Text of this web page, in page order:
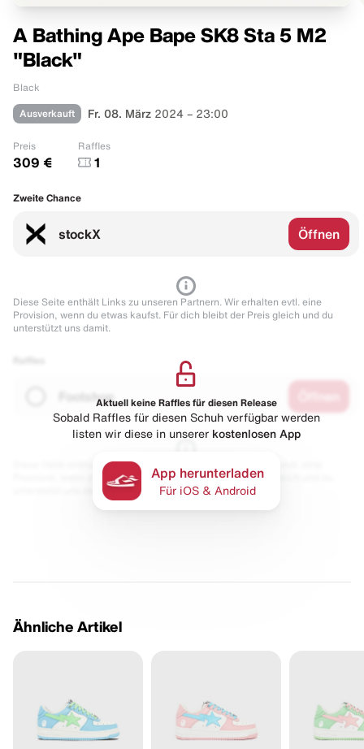
A Bathing Ape Bape SK8 Sta 5 M2
"Black"
Black
Ausverkauft Fr. 08. März 2024 – 23:00
Preis
309 €
Raffles
1
Zweite Chance
stockX Öffnen
Diese Seite enthält Links zu unseren Partnern. Wir erhalten evtl. eine
Provision, wenn du etwas kaufst. Für dich bleibt der Preis gleich und du
unterstützt uns damit.
Footshop
Diese Seite enthält Links zu unseren Partnern. Wir erhalten evtl. eine
Provision, wenn du etwas kaufst. Für dich bleibt der Preis gleich und du
unterstützt uns damit.
Aktuell keine Raffles für diesen Release
Sobald Raffles für diesen Schuh verfügbar werden
listen wir diese in unserer kostenlosen App
App herunterladen
Für iOS & Android
Ähnliche Artikel